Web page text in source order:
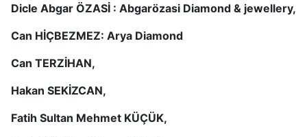
Dicle Abgar ÖZASİ : Abgarözasi Diamond & jewellery,
Can HİÇBEZMEZ: Arya Diamond
Can TERZİHAN,
Hakan SEKİZCAN,
Fatih Sultan Mehmet KÜÇÜK,